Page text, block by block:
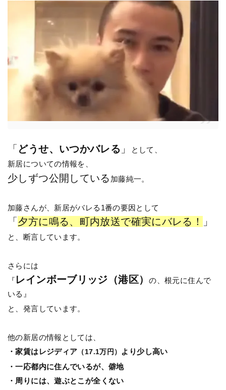
「 どうせ、いつかバレる 」
として、
新居についての情報を、
少しずつ公開している 加藤純一。
加藤さんが、新居がバレる1番の要因として
「 夕方に鳴る、町内放送で確実にバレる！ 」
と、断言しています。
さらには
『 レインボーブリッジ（港区）の、根元に住んで
いる』
と、発言しています。
他の新居の情報としては、
・家賃はレジディア （17.1万円） より少し高い
・一応都内に住んでいるが、僻地
・周りには、遊ぶとこが全くない